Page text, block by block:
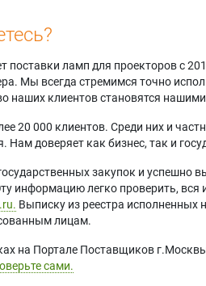
поставки ламп для проекторов с
Мы всегда стремимся точно
наших клиентов становятся
20 000 клиентов. Среди них и
Нам доверяет как бизнес, так и
закупок и успешно
информацию легко проверить,
Выписку из реестра
лицам.
на Портале Поставщиков
сами.